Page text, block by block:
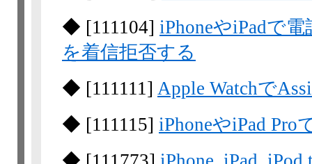
◆ [111104] iPhoneやiPadで
を着信拒否する
◆ [111111] Apple Watchで
◆ [111115] iPhoneやiPad Pro